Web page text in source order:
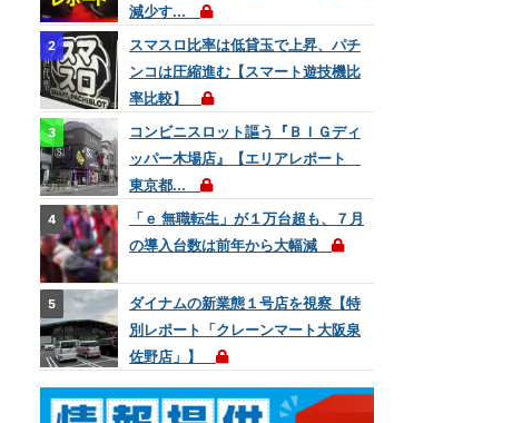
減少す...
スマスロ比率は低貸玉で上昇、パチ
ンコは圧縮進む【スマート遊技機比
率比較】
コンビニスロット謳う『ＢＩＧディ
ッパー木場店』【エリアレポート
東京都...
「ｅ 無職転生」が１万台超も、７月
の導入台数は前年から大幅減
ダイナムの新業態１号店を視察【特
別レポート「クレーンマート大阪泉
佐野店」】